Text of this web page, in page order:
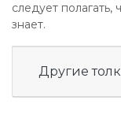
следует полагать,
знает.
Другие